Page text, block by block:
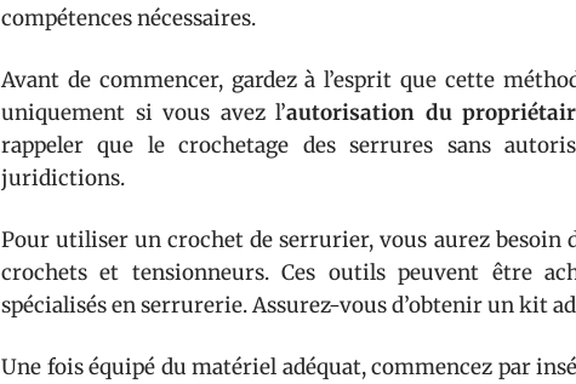
compétences nécessaires.
Avant de commencer, gardez à l’esprit que cette
uniquement si vous avez l’autorisation du
rappeler que le crochetage des serrures sans
juridictions.
Pour utiliser un crochet de serrurier, vous aurez besoin
crochets et tensionneurs. Ces outils peuvent être
spécialisés en serrurerie. Assurez-vous d’obtenir un kit
Une fois équipé du matériel adéquat, commencez par